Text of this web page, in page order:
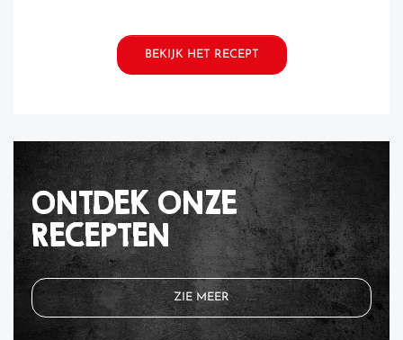
ONTDEK ONZE
RECEPTEN
ZIE MEER
BEKIJK HET RECEPT